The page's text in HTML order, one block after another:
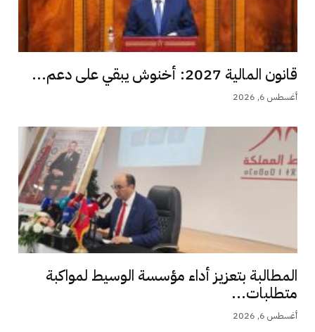
قانون المالية 2027: أخنوش يبقي على دعم...
أغسطس 6, 2026
المطالبة بتعزيز أداء مؤسسة الوسيط لمواكبة
متطلبات...
أغسطس 6, 2026